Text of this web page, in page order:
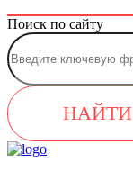
Поиск по сайту
НАЙТИ